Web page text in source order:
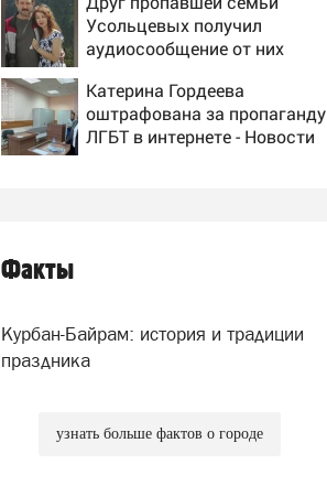
Усольцевых получил
аудиосообщение от них
Катерина Гордеева
оштрафована за пропаганду
ЛГБТ в интернете - Новости
Факты
Курбан-Байрам: история и традиции
праздника
узнать больше фактов о городе